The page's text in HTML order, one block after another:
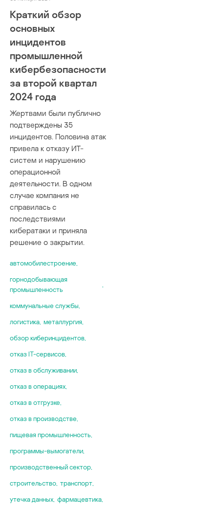
Краткий обзор
основных
инцидентов
промышленной
кибербезопасности
за второй квартал
2024 года
Жертвами были публично
подтверждены 35
инцидентов. Половина атак
привела к отказу ИТ-
систем и нарушению
операционной
деятельности. В одном
случае компания не
справилась с
последствиями
кибератаки и приняла
решение о закрытии.
автомобилестроение
горнодобывающая
промышленность
коммунальные службы
логистика металлургия
обзор киберинцидентов
отказ IT-сервисов
отказ в обслуживании
отказ в операциях
отказ в отгрузке
отказ в производстве
пищевая промышленность
программы-вымогатели
производственный сектор
строительство транспорт
утечка данных фармацевтика